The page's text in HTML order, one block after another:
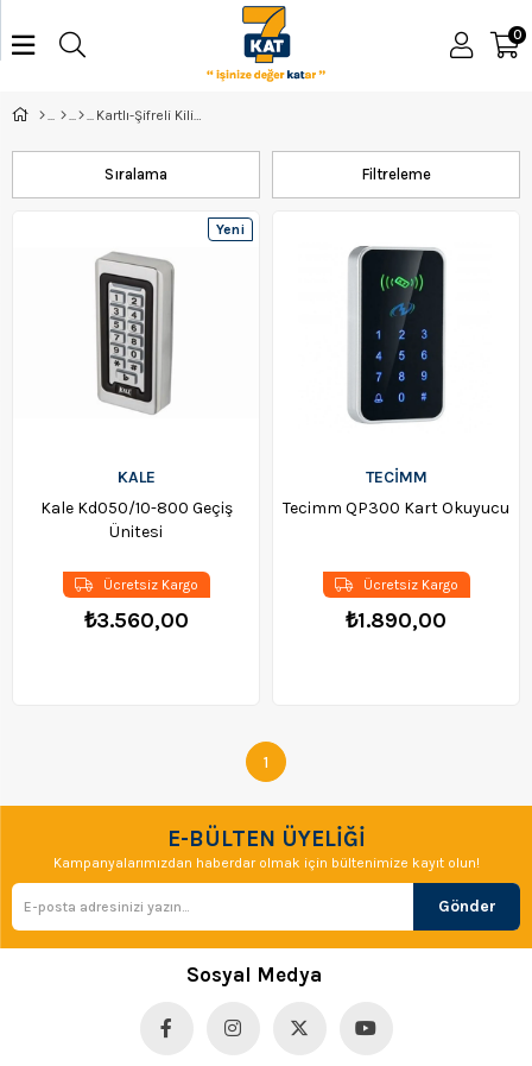
0
Filtreleme
Sıralama
KALE
Kale Kd050/10-800 Geçiş
Ünitesi
₺3.560,00
Ücretsiz Kargo
Yeni
TECİMM
Tecimm QP300 Kart Okuyucu
₺1.890,00
Ücretsiz Kargo
1
E-BÜLTEN ÜYELİĞİ
Kampanyalarımızdan haberdar olmak için bültenimize kayıt olun!
Gönder
Sosyal Medya